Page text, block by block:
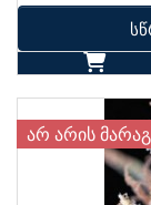
ᲐᲠ ᲐᲠᲘᲡ